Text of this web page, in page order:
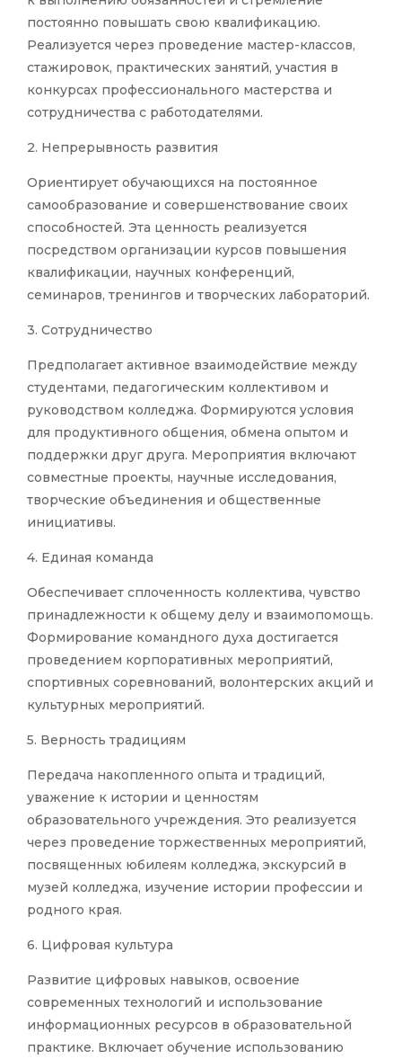
постоянно повышать свою квалификацию.
Реализуется через проведение мастер-классов,
стажировок, практических занятий, участия в
конкурсах профессионального мастерства и
сотрудничества с работодателями.
2. Непрерывность развития
Ориентирует обучающихся на постоянное
самообразование и совершенствование своих
способностей. Эта ценность реализуется
посредством организации курсов повышения
квалификации, научных конференций,
семинаров, тренингов и творческих лабораторий.
3. Сотрудничество
Предполагает активное взаимодействие между
студентами, педагогическим коллективом и
руководством колледжа. Формируются условия
для продуктивного общения, обмена опытом и
поддержки друг друга. Мероприятия включают
совместные проекты, научные исследования,
творческие объединения и общественные
инициативы.
4. Единая команда
Обеспечивает сплоченность коллектива, чувство
принадлежности к общему делу и взаимопомощь.
Формирование командного духа достигается
проведением корпоративных мероприятий,
спортивных соревнований, волонтерских акций и
культурных мероприятий.
5. Верность традициям
Передача накопленного опыта и традиций,
уважение к истории и ценностям
образовательного учреждения. Это реализуется
через проведение торжественных мероприятий,
посвященных юбилеям колледжа, экскурсий в
музей колледжа, изучение истории профессии и
родного края.
6. Цифровая культура
Развитие цифровых навыков, освоение
современных технологий и использование
информационных ресурсов в образовательной
практике. Включает обучение использованию